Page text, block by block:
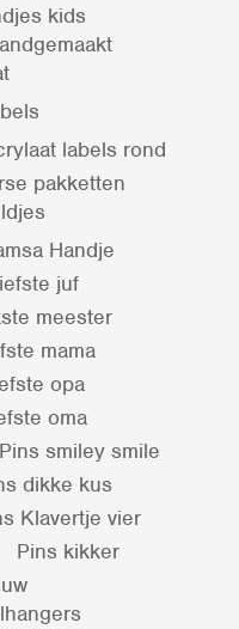
kids
labels rond
pakketten
Handje
juf
meester
mama
opa
oma
Pins smiley smile
dikke kus
Klavertje vier
Pins kikker